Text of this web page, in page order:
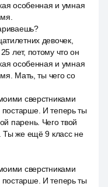
особенная и умная
девочек,
лет, потому что он
особенная и умная
Мать, ты чего со
сверстниками
И теперь ты
парень. Чего твой
Ты же ещё 9 класс не
сверстниками
И теперь ты